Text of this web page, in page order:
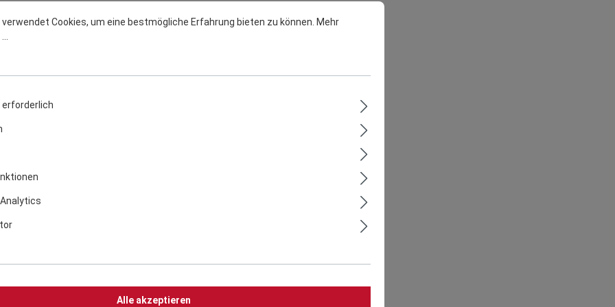
und lebensmittelecht
Rostauflage, Wasserschale, Edelstahl-Kohleschale, Aschekasten, zwei
Cookies, um eine bestmögliche Erfahrung bieten zu können. Mehr
Alle akzeptieren